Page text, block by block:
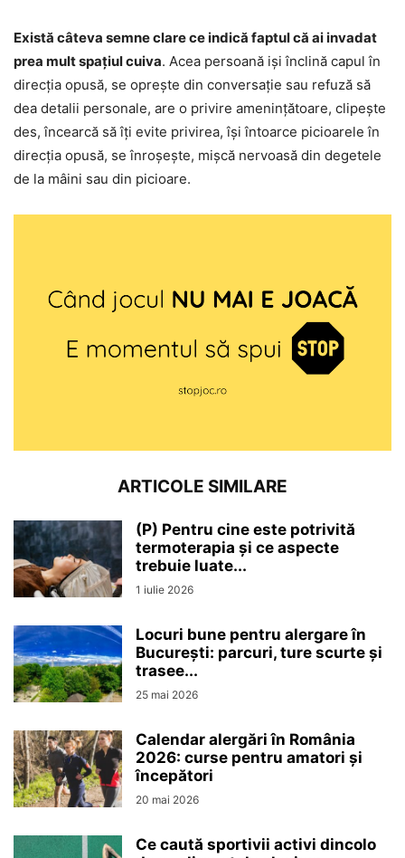
Există câteva semne clare ce indică faptul că ai invadat
prea mult spațiul cuiva. Acea persoană iși înclină capul în
direcția opusă, se oprește din conversație sau refuză să
dea detalii personale, are o privire amenințătoare, clipește
des, încearcă să îți evite privirea, își întoarce picioarele în
direcția opusă, se înroșește, mișcă nervoasă din degetele
de la mâini sau din picioare.
ARTICOLE SIMILARE
(P) Pentru cine este potrivită
termoterapia și ce aspecte
trebuie luate...
1 iulie 2026
Locuri bune pentru alergare în
București: parcuri, ture scurte și
trasee...
25 mai 2026
Calendar alergări în România
2026: curse pentru amatori și
începători
20 mai 2026
Ce caută sportivii activi dincolo